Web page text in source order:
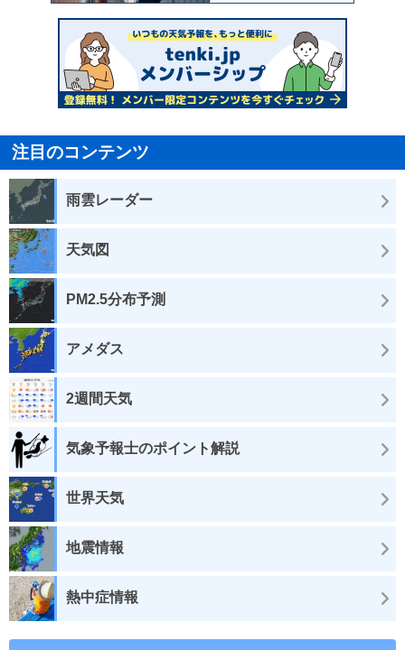
注目のコンテンツ
雨雲レーダー
天気図
PM2.5分布予測
アメダス
2週間天気
気象予報士のポイント解説
世界天気
地震情報
熱中症情報